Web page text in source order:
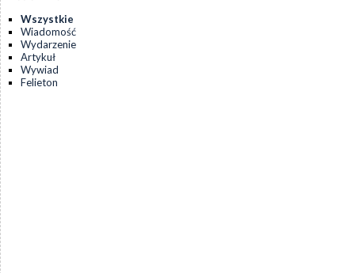
Wszystkie
Wiadomość
Wydarzenie
Artykuł
Wywiad
Felieton